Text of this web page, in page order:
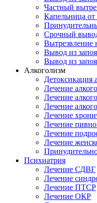
Частный
Капельница от
Срочный
Вытрезвление
Вывод из
Вывод из
Алкоголизм
Детоксикация
Лечение
Лечение
Лечение
Лечение
Лечение
Лечение
Лечение
Психиатрия
Лечение СДВГ
Лечение
Лечение ПТСР
Лечение ОКР